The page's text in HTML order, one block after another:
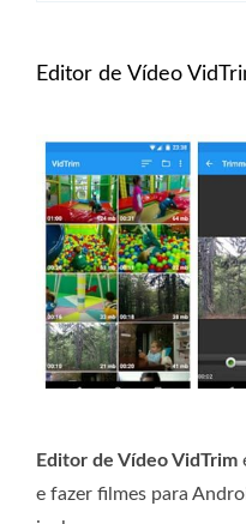
Editor de Vídeo
Editor de Vídeo VidTrim
e fazer filmes para